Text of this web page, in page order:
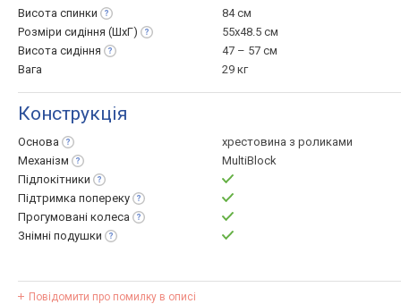
Висота спинки
84 см
Розміри сидіння (ШхГ)
55x48.5 см
Висота сидіння
47 – 57 см
Вага
29 кг
Конструкція
Основа
хрестовина з роликами
Механізм
MultiBlock
Підлокітники
Підтримка попереку
Прогумовані колеса
Знімні подушки
Повідомити про помилку в описі